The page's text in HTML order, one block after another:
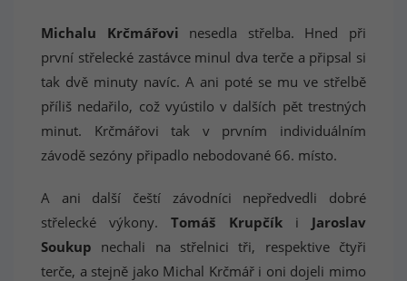
Michalu Krčmářovi nesedla střelba. Hned při
první střelecké zastávce minul dva terče a připsal si
tak dvě minuty navíc. A ani poté se mu ve střelbě
příliš nedařilo, což vyústilo v dalších pět trestných
minut. Krčmářovi tak v prvním individuálním
závodě sezóny připadlo nebodované 66. místo.
A ani další čeští závodníci nepředvedli dobré
střelecké výkony.Tomáš Krupčíki Jaroslav
Soukup nechali na střelnici tři, respektive čtyři
terče, a stejně jako Michal Krčmář i oni dojeli mimo